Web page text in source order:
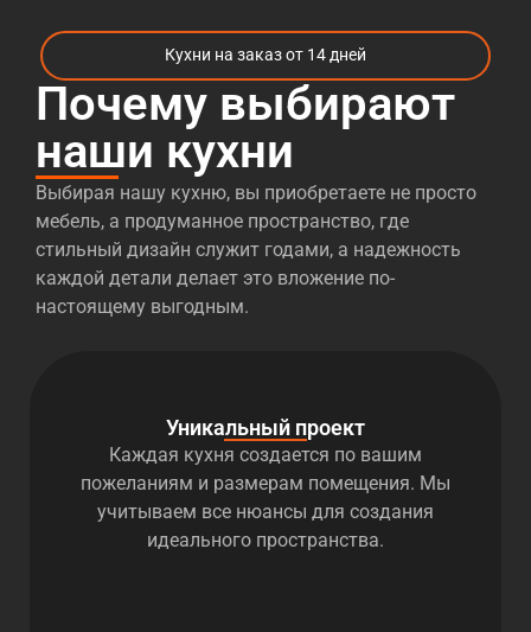
Кухни на заказ от 14 дней
Почему выбирают
наши кухни
Выбирая нашу кухню, вы приобретаете не просто
мебель, а продуманное пространство, где
стильный дизайн служит годами, а надежность
каждой детали делает это вложение по-
настоящему выгодным.
Уникальный проект
Каждая кухня создается по вашим
пожеланиям и размерам помещения. Мы
учитываем все нюансы для создания
идеального пространства.